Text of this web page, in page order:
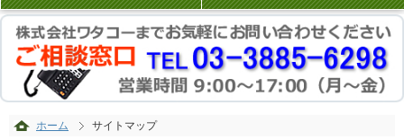
ホーム サイトマップ